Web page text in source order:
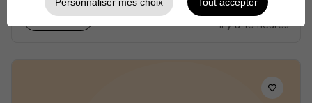
Voir l’offre
il y a 18 heures